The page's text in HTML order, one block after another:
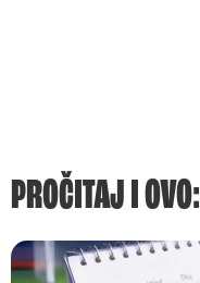
PROČITAJ I OVO: